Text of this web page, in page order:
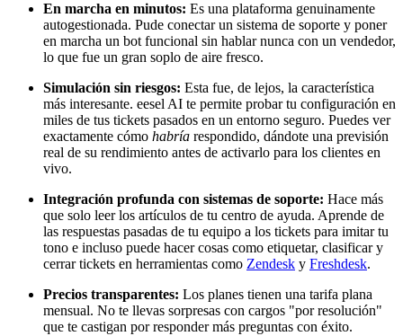
En marcha en minutos: Es una plataforma genuinamente
autogestionada. Pude conectar un sistema de soporte y poner
en marcha un bot funcional sin hablar nunca con un vendedor,
lo que fue un gran soplo de aire fresco.
Simulación sin riesgos: Esta fue, de lejos, la característica
más interesante. eesel AI te permite probar tu configuración en
miles de tus tickets pasados en un entorno seguro. Puedes ver
exactamente cómo habría respondido, dándote una previsión
real de su rendimiento antes de activarlo para los clientes en
vivo.
Integración profunda con sistemas de soporte: Hace más
que solo leer los artículos de tu centro de ayuda. Aprende de
las respuestas pasadas de tu equipo a los tickets para imitar tu
tono e incluso puede hacer cosas como etiquetar, clasificar y
cerrar tickets en herramientas como Zendesk y Freshdesk.
Precios transparentes: Los planes tienen una tarifa plana
mensual. No te llevas sorpresas con cargos "por resolución"
que te castigan por responder más preguntas con éxito.